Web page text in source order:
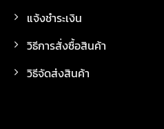
แจ้งชำระเงิน
วิธีการสั่งซื้อสินค้า
วิธีจัดส่งสินค้า